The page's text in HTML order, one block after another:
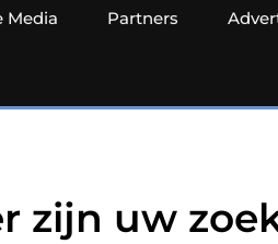
Media Partners
zijn uw